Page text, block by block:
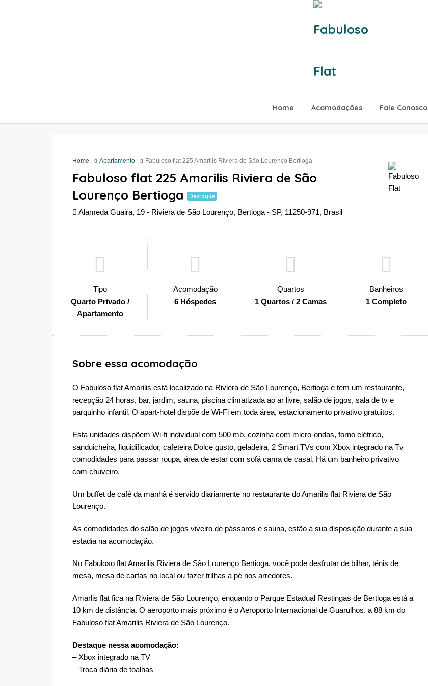
Home Acomodações Fale Conosco
Home Apartamento Fabuloso flat 225 Amarilis Riviera de São Lourenço Bertioga
Fabuloso flat 225 Amarilis Riviera de São
Lourenço Bertioga
Destaque
Alameda Guaira, 19 - Riviera de São Lourenço, Bertioga - SP, 11250-971, Brasil
Tipo
Quarto Privado /
Apartamento
Acomodação
6 Hóspedes
Quartos
1 Quartos / 2 Camas
Banheiros
1 Completo
Sobre essa acomodação
O Fabuloso flat Amarilis está localizado na Riviera de São Lourenço, Bertioga e tem um restaurante,
recepção 24 horas, bar, jardim, sauna, piscina climatizada ao ar livre, salão de jogos, sala de tv e
parquinho infantil. O apart-hotel dispõe de Wi-Fi em toda área, estacionamento privativo gratuitos.
Esta unidades dispõem Wi-fi individual com 500 mb, cozinha com micro-ondas, forno elétrico,
sanduicheira, liquidificador, cafeteira Dolce gusto, geladeira, 2 Smart TVs com Xbox integrado na Tv
comodidades para passar roupa, área de estar com sofá cama de casal. Há um banheiro privativo
com chuveiro.
Um buffet de café da manhã é servido diariamente no restaurante do Amarilis flat Riviera de São
Lourenço.
As comodidades do salão de jogos viveiro de pássaros e sauna, estão à sua disposição durante a sua
estadia na acomodação.
No Fabuloso flat Amarilis Riviera de São Lourenço Bertioga, você pode desfrutar de bilhar, ténis de
mesa, mesa de cartas no local ou fazer trilhas a pé nos arredores.
Amarlis flat fica na Riviera de São Lourenço, enquanto o Parque Estadual Restingas de Bertioga está a
10 km de distância. O aeroporto mais próximo é o Aeroporto Internacional de Guarulhos, a 88 km do
Fabuloso flat Amarilis Riviera de São Lourenço.
Destaque nessa acomodação:
– Xbox integrado na TV
– Troca diária de toalhas